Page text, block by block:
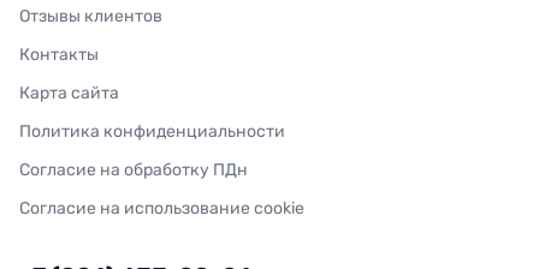
Отзывы клиентов
Контакты
Карта сайта
Политика конфиденциальности
Согласие на обработку ПДн
Согласие на использование cookie